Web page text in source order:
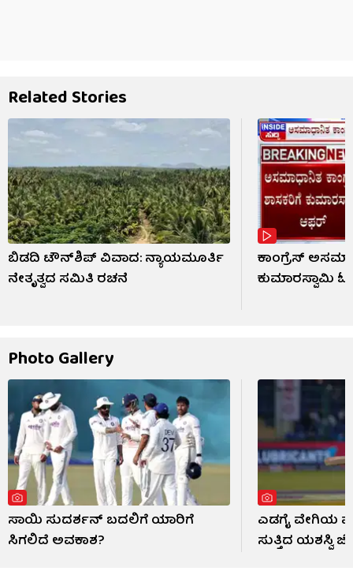
Related Stories
ಬಿಡದಿ ಟೌನ್‌ಶಿಪ್‌ ವಿವಾದ: ನ್ಯಾಯಮೂರ್ತಿ
ನೇತೃತ್ವದ ಸಮಿತಿ ರಚನೆ
ಕಾಂಗ್ರೆಸ್
ಕುಮಾರಸ್ವಾಮಿ
Photo Gallery
ಸಾಯಿ ಸುದರ್ಶನ್ ಬದಲಿಗೆ ಯಾರಿಗೆ
ಸಿಗಲಿದೆ ಅವಕಾಶ?
ಎಡಗೈ ವೇಗಿಯ
ಸುತ್ತಿದ ಯಶಸ್ವಿ